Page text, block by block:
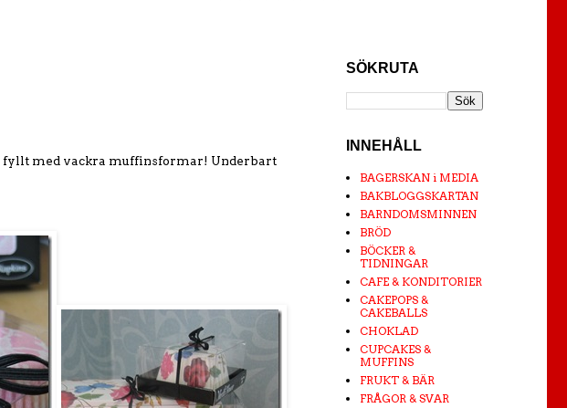
fyllt med vackra muffinsformar! Underbart
SÖKRUTA
INNEHÅLL
BAGERSKAN i MEDIA
BAKBLOGGSKARTAN
BARNDOMSMINNEN
BRÖD
BÖCKER &
TIDNINGAR
CAFE & KONDITORIER
CAKEPOPS &
CAKEBALLS
CHOKLAD
CUPCAKES &
MUFFINS
FRUKT & BÄR
FRÅGOR & SVAR